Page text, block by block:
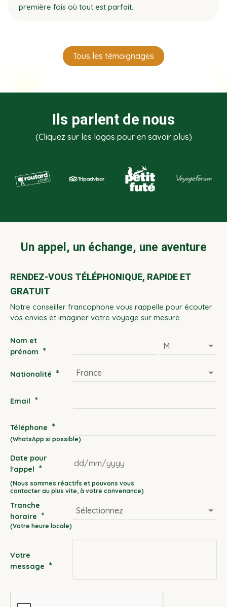
première fois où tout est parfait.
Tous les témoignages
Ils parlent de nous
(Cliquez sur les logos pour en savoir plus)
Un appel, un échange, une aventure
RENDEZ-VOUS TÉLÉPHONIQUE, RAPIDE ET
GRATUIT
Notre conseiller francophone vous rappelle pour écouter
vos envies et imaginer votre voyage sur mesure.
Nom et
prénom *
Nationalité *
Email *
Téléphone *
Date pour
l'appel *
DD
slash
MM
slash
Tranche
horaire *
Votre
message *